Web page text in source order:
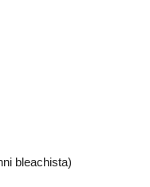
bleachista)